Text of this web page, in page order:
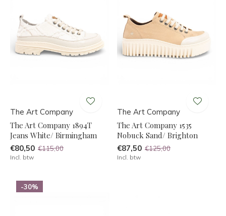
The Art Company
The Art Company 1894T
Jeans White/ Birmingham
€80,50 €115,00
Incl. btw
The Art Company
The Art Company 1535
Nobuck Sand/ Brighton
€87,50 €125,00
Incl. btw
-30%